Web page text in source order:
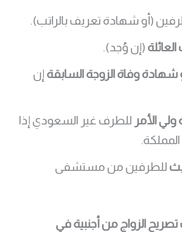
(أو شهادة تعريف بالراتب).
(إن وُجد).
وفاة الزوجة السابقة إن
الأمر للطرف غير السعودي إذا
للطرفين من مستشفى
الزواج من أجنبية في